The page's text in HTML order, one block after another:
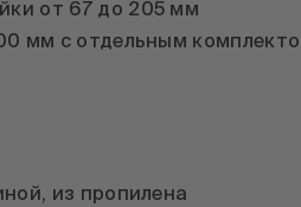
от 67 до 205 мм
мм с отдельным
из пропилена